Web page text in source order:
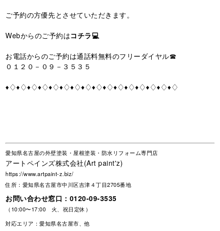
ご予約の方優先とさせていただきます。
Webからのご予約はコチラ💻
お電話からのご予約は通話料無料のフリーダイヤル☎
０１２０－０９－３５３５
♦♢♦♢♦♢♦♢♦♢♦♢♦♢♦♢♦♢♦♢♦♢♦♢♦♢♦♢♦♢♦♢
愛知県名古屋の外壁塗装・屋根塗装・防水リフォーム専門店
アートペインズ株式会社(Art paint'z)
https://www.artpaint-z.biz/
住所：愛知県名古屋市中川区吉津４丁目2705番地
お問い合わせ窓口： 0120-09-3535
（10:00〜17:00 火、祝日定休）
対応エリア：愛知県名古屋市、他